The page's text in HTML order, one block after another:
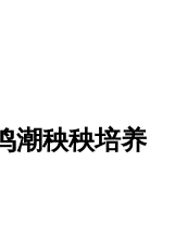
潮秧秧培养